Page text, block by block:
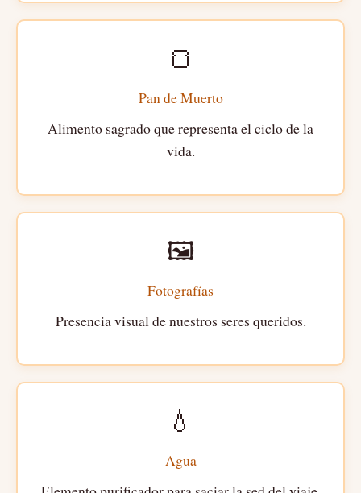
🍞
Pan de Muerto
Alimento sagrado que representa el ciclo de la
vida.
🖼️
Fotografías
Presencia visual de nuestros seres queridos.
💧
Agua